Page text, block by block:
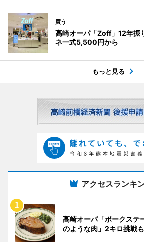
買う
高崎オーパ「Zoff」12年
ネ一式5,500円から
もっと見る
アクセスランキ
高崎オーパ「ポークス
のような肉」2キロ挑戦も